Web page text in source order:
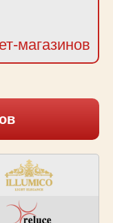
магазинов